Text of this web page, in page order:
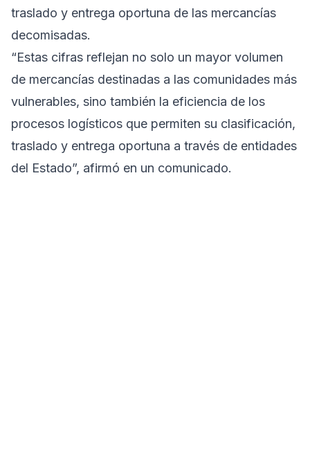
traslado y entrega oportuna de las mercancías
decomisadas.
“Estas cifras reflejan no solo un mayor volumen
de mercancías destinadas a las comunidades más
vulnerables, sino también la eficiencia de los
procesos logísticos que permiten su clasificación,
traslado y entrega oportuna a través de entidades
del Estado”, afirmó en un comunicado.